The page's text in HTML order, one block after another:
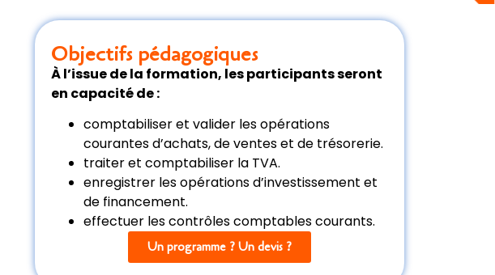
Objectifs pédagogiques
À l’issue de la formation, les participants seront
en capacité de :
comptabiliser et valider les opérations
courantes d’achats, de ventes et de trésorerie.
traiter et comptabiliser la TVA.
enregistrer les opérations d’investissement et
de financement.
effectuer les contrôles comptables courants.
Un programme ? Un devis ?